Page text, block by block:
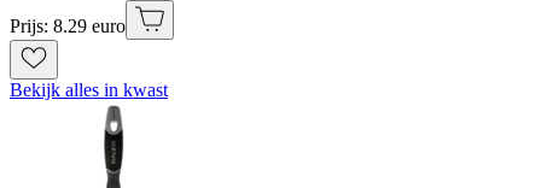
Prijs: 8.29 euro
Bekijk alles in kwast